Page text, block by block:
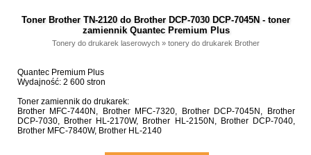
Toner Brother TN-2120 do Brother DCP-7030 DCP-7045N - toner
zamiennik Quantec Premium Plus
Tonery do drukarek laserowych »tonery do drukarek Brother
Quantec Premium Plus
Wydajność: 2 600 stron
Toner zamiennik do drukarek:
Brother MFC-7440N, Brother MFC-7320, Brother DCP-7045N, Brother
DCP-7030, Brother HL-2170W, Brother HL-2150N, Brother DCP-7040,
Brother MFC-7840W, Brother HL-2140